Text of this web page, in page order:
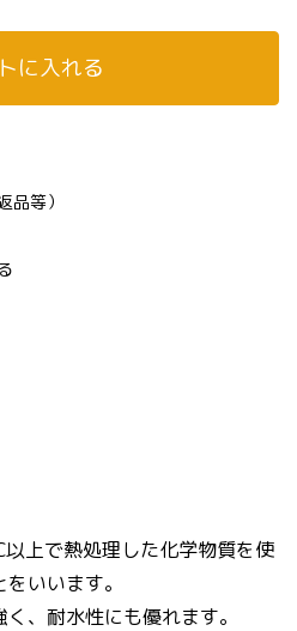
に入れる
品等）
上で熱処理した化学物質を使
いいます。
、耐水性にも優れます。